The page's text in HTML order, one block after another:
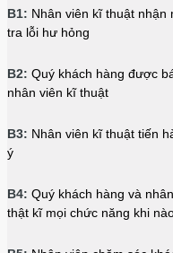
B1: Nhân viên kĩ thuật nhận
tra lỗi hư hỏng
B2: Quý khách hàng được
nhân viên kĩ thuật
B3: Nhân viên kĩ thuật tiến
ý
B4: Quý khách hàng và
thật kĩ mọi chức năng khi